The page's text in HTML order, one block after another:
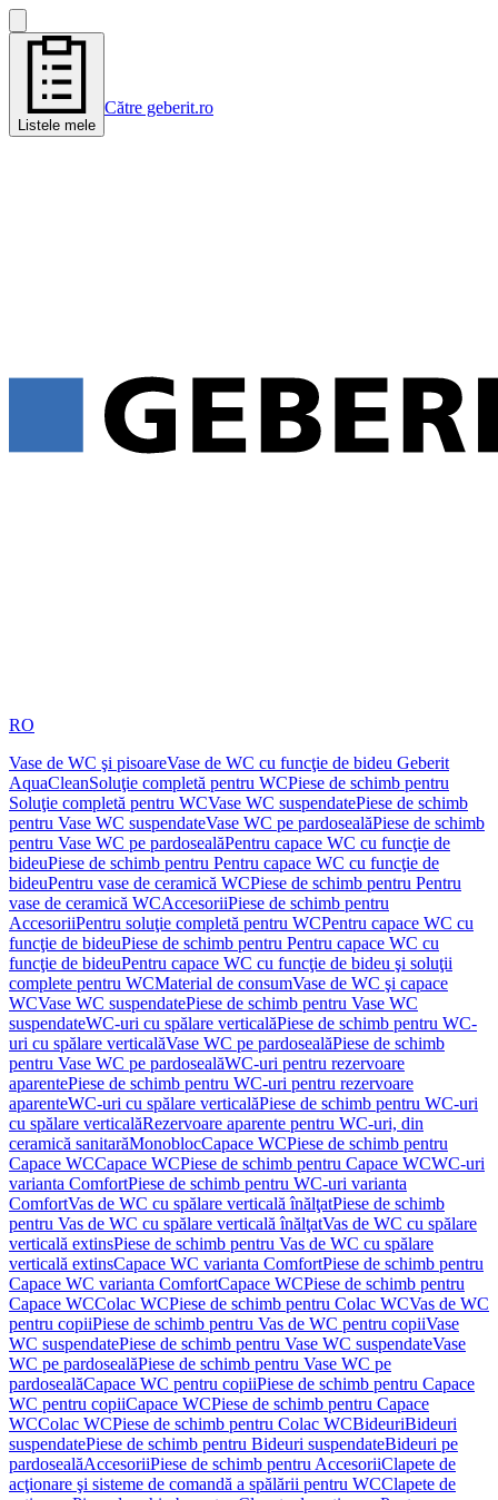
Listele mele
Către geberit.ro
RO
Vase de WC şi pisoareVase de WC cu funcţie de bideu Geberit
AquaCleanSoluţie completă pentru WCPiese de schimb pentru
Soluţie completă pentru WCVase WC suspendatePiese de schimb
pentru Vase WC suspendateVase WC pe pardosealăPiese de schimb
pentru Vase WC pe pardosealăPentru capace WC cu funcţie de
bideuPiese de schimb pentru Pentru capace WC cu funcţie de
bideuPentru vase de ceramică WCPiese de schimb pentru Pentru
vase de ceramică WCAccesoriiPiese de schimb pentru
AccesoriiPentru soluţie completă pentru WCPentru capace WC cu
funcţie de bideuPiese de schimb pentru Pentru capace WC cu
funcţie de bideuPentru capace WC cu funcţie de bideu şi soluţii
complete pentru WCMaterial de consumVase de WC şi capace
WCVase WC suspendatePiese de schimb pentru Vase WC
suspendateWC-uri cu spălare verticalăPiese de schimb pentru WC-
uri cu spălare verticalăVase WC pe pardosealăPiese de schimb
pentru Vase WC pe pardosealăWC-uri pentru rezervoare
aparentePiese de schimb pentru WC-uri pentru rezervoare
aparenteWC-uri cu spălare verticalăPiese de schimb pentru WC-uri
cu spălare verticalăRezervoare aparente pentru WC-uri, din
ceramică sanitarăMonoblocCapace WCPiese de schimb pentru
Capace WCCapace WCPiese de schimb pentru Capace WCWC-uri
varianta ComfortPiese de schimb pentru WC-uri varianta
ComfortVas de WC cu spălare verticală înălţatPiese de schimb
pentru Vas de WC cu spălare verticală înălţatVas de WC cu spălare
verticală extinsPiese de schimb pentru Vas de WC cu spălare
verticală extinsCapace WC varianta ComfortPiese de schimb pentru
Capace WC varianta ComfortCapace WCPiese de schimb pentru
Capace WCColac WCPiese de schimb pentru Colac WCVas de WC
pentru copiiPiese de schimb pentru Vas de WC pentru copiiVase
WC suspendatePiese de schimb pentru Vase WC suspendateVase
WC pe pardosealăPiese de schimb pentru Vase WC pe
pardosealăCapace WC pentru copiiPiese de schimb pentru Capace
WC pentru copiiCapace WCPiese de schimb pentru Capace
WCColac WCPiese de schimb pentru Colac WCBideuriBideuri
suspendatePiese de schimb pentru Bideuri suspendateBideuri pe
pardosealăAccesoriiPiese de schimb pentru AccesoriiClapete de
acţionare şi sisteme de comandă a spălării pentru WCClapete de